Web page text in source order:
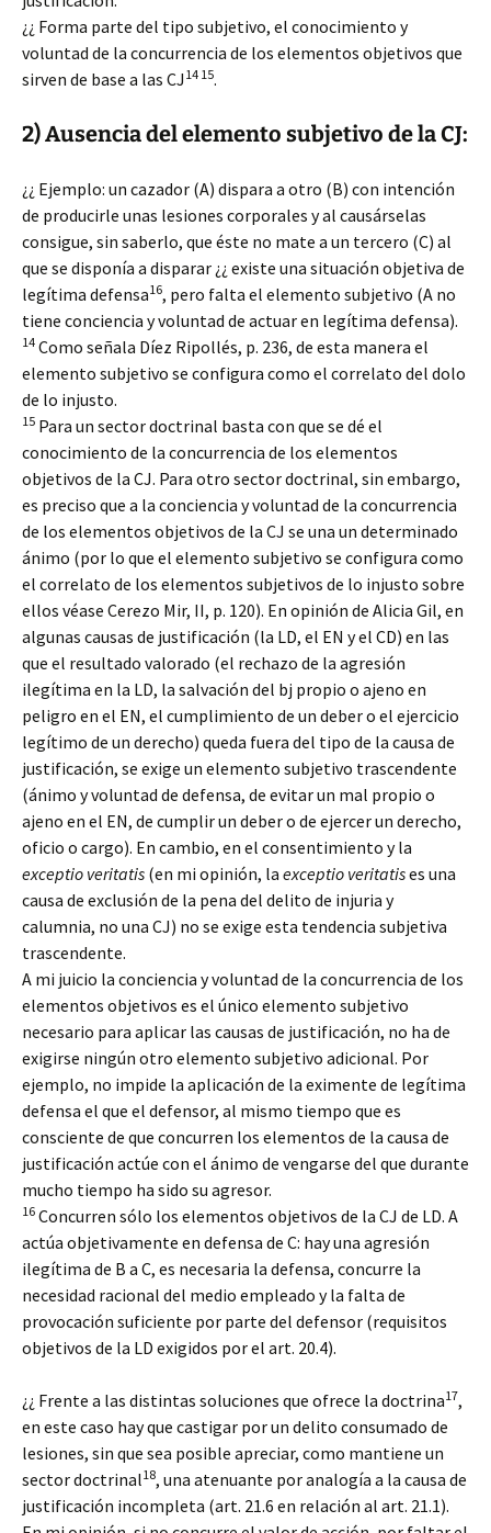
¿¿ Forma parte del tipo subjetivo, el conocimiento y
voluntad de la concurrencia de los elementos objetivos que
sirven de base a las CJ 14 15.
2) Ausencia del elemento subjetivo de la CJ:
¿¿ Ejemplo: un cazador (A) dispara a otro (B) con intención
de producirle unas lesiones corporales y al causárselas
consigue, sin saberlo, que éste no mate a un tercero (C) al
que se disponía a disparar ¿¿ existe una situación objetiva de
legítima defensa16, pero falta el elemento subjetivo (A no
tiene conciencia y voluntad de actuar en legítima defensa).
14 Como señala Díez Ripollés, p. 236, de esta manera el
elemento subjetivo se configura como el correlato del dolo
de lo injusto.
15 Para un sector doctrinal basta con que se dé el
conocimiento de la concurrencia de los elementos
objetivos de la CJ. Para otro sector doctrinal, sin embargo,
es preciso que a la conciencia y voluntad de la concurrencia
de los elementos objetivos de la CJ se una un determinado
ánimo (por lo que el elemento subjetivo se configura como
el correlato de los elementos subjetivos de lo injusto sobre
ellos véase Cerezo Mir, II, p. 120). En opinión de Alicia Gil, en
algunas causas de justificación (la LD, el EN y el CD) en las
que el resultado valorado (el rechazo de la agresión
ilegítima en la LD, la salvación del bj propio o ajeno en
peligro en el EN, el cumplimiento de un deber o el ejercicio
legítimo de un derecho) queda fuera del tipo de la causa de
justificación, se exige un elemento subjetivo trascendente
(ánimo y voluntad de defensa, de evitar un mal propio o
ajeno en el EN, de cumplir un deber o de ejercer un derecho,
oficio o cargo). En cambio, en el consentimiento y la
exceptio veritatis (en mi opinión, la exceptio veritatises una
causa de exclusión de la pena del delito de injuria y
calumnia, no una CJ) no se exige esta tendencia subjetiva
trascendente.
A mi juicio la conciencia y voluntad de la concurrencia de los
elementos objetivos es el único elemento subjetivo
necesario para aplicar las causas de justificación, no ha de
exigirse ningún otro elemento subjetivo adicional. Por
ejemplo, no impide la aplicación de la eximente de legítima
defensa el que el defensor, al mismo tiempo que es
consciente de que concurren los elementos de la causa de
justificación actúe con el ánimo de vengarse del que durante
mucho tiempo ha sido su agresor.
16 Concurren sólo los elementos objetivos de la CJ de LD. A
actúa objetivamente en defensa de C: hay una agresión
ilegítima de B a C, es necesaria la defensa, concurre la
necesidad racional del medio empleado y la falta de
provocación suficiente por parte del defensor (requisitos
objetivos de la LD exigidos por el art. 20.4).
¿¿ Frente a las distintas soluciones que ofrece la doctrina17,
en este caso hay que castigar por un delito consumado de
lesiones, sin que sea posible apreciar, como mantiene un
sector doctrinal18, una atenuante por analogía a la causa de
justificación incompleta (art. 21.6 en relación al art. 21.1).